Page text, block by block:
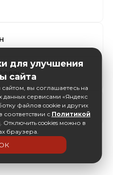
для улучшения
сайта
вы соглашаетесь на
сервисами «Яндекс
файлов cookie и других
соответствии с Политикой
. Отключить cookies можно в
браузера.